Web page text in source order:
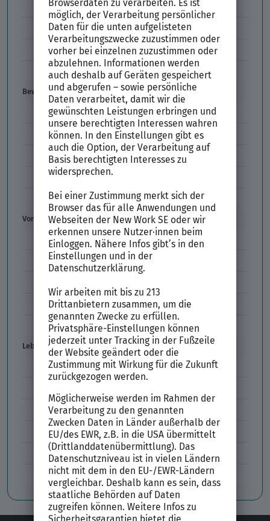
Codes im Arbeitszeugnis
Kündigung
Einstiegsgehalt
Gehaltswunsch
Bewerbung
E-Mail-Bewerbung
Anlagen und Zeugnisse
Initiativbewerbung
Interne Bewerbung
Empfehlungsschreiben
Vorstellungsgespräch
Vorstellungsgespräch Fragen
Schwächen im Vorstellungsgespräch
Vorbereitung Vorstellungsgespräch
Vorstellungsgespräch per Skype
Lebenslauf
Lebenslauf Aufbau und Inhalt
Lebenslauf Englisch Résumé
Lücken im Lebenslauf
Tabellarischer Lebenslauf
Professionelles Bewerbungsfoto